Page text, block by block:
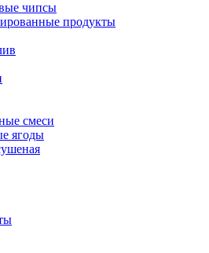
чипсы
продукты
смеси
ягоды